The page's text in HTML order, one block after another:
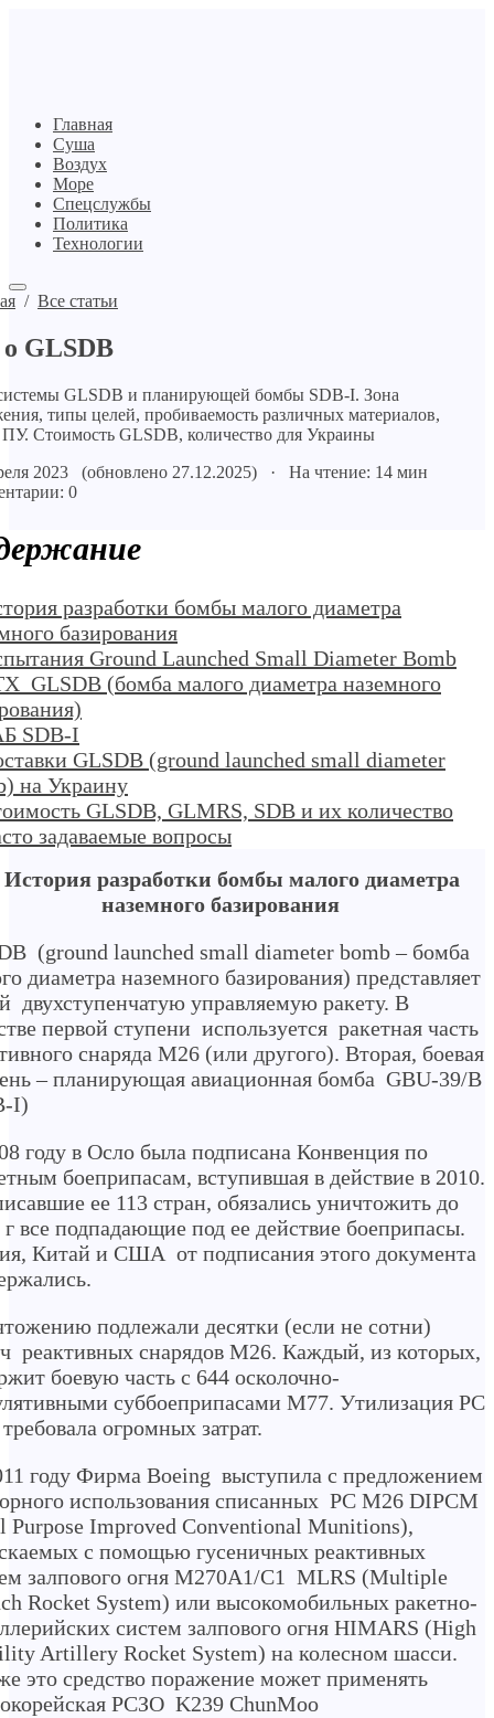
Главная
Суша
Воздух
Море
Спецслужбы
Политика
Технологии
/ Все статьи
GLSDB
GLSDB и планирующей бомбы SDB-I. Зона
типы целей, пробиваемость различных материалов,
Стоимость GLSDB, количество для Украины
2023 (обновлено 27.12.2025) · На чтение: 14 мин
0
разработки бомбы малого диаметра
базирования
Ground Launched Small Diameter Bomb
GLSDB (бомба малого диаметра наземного
SDB-I
GLSDB (ground launched small diameter
на Украину
GLSDB, GLMRS, SDB и их количество
задаваемые вопросы
История разработки бомбы малого диаметра
наземного базирования
(ground launched small diameter bomb – бомба
диаметра наземного базирования) представляет
двухступенчатую управляемую ракету. В
первой ступени используется ракетная часть
снаряда М26 (или другого). Вторая, боевая
– планирующая авиационная бомба GBU-39/B
I)
году в Осло была подписана Конвенция по
боеприпасам, вступившая в действие в 2010.
ее 113 стран, обязались уничтожить до
г все подпадающие под ее действие боеприпасы.
Китай и США от подписания этого документа
подлежали десятки (если не сотни)
реактивных снарядов М26. Каждый, из которых,
боевую часть с 644 осколочно-
суббоеприпасами М77. Утилизация РС
огромных затрат.
году Фирма Boeing выступила с предложением
использования списанных РС М26 DIPCM
Purpose Improved Conventional Munitions),
с помощью гусеничных реактивных
залпового огня М270А1/C1 MLRS (Multiple
Rocket System) или высокомобильных ракетно-
систем залпового огня HIMARS (High
Artillery Rocket System) на колесном шасси.
это средство поражение может применять
РСЗО K239 ChunMoo